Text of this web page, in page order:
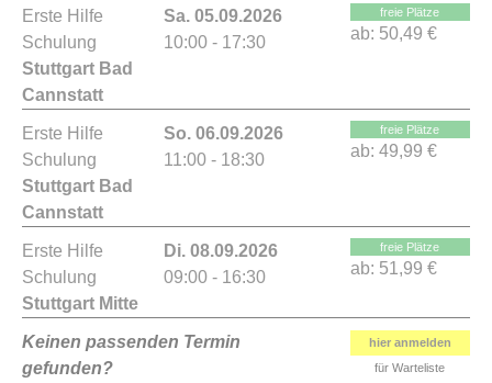
Erste Hilfe
Schulung
Stuttgart Bad
Cannstatt
Sa. 05.09.2026
10:00 - 17:30
freie Plätze
ab: 50,49 €
Erste Hilfe
Schulung
Stuttgart Bad
Cannstatt
So. 06.09.2026
11:00 - 18:30
freie Plätze
ab: 49,99 €
Erste Hilfe
Schulung
Stuttgart Mitte
Di. 08.09.2026
09:00 - 16:30
freie Plätze
ab: 51,99 €
Keinen passenden Termin
gefunden?
hier anmelden
für Warteliste